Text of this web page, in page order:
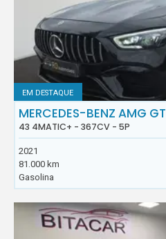
EM DESTAQUE
MERCEDES-BENZ AMG GT
43 4MATIC+ - 367CV - 5P
2021
81.000 km
Gasolina